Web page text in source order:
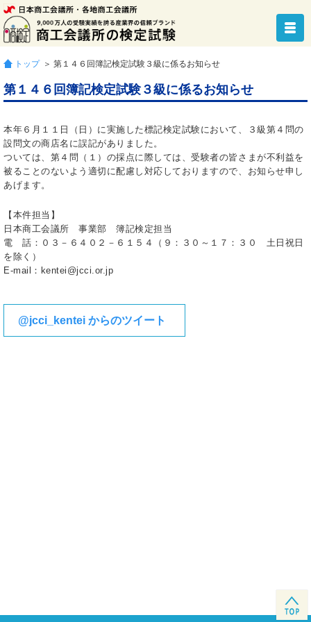
トップ ＞ 第１４６回簿記検定試験３級に係るお知らせ
第１４６回簿記検定試験３級に係るお知らせ
本年６月１１日（日）に実施した標記検定試験において、３級第４問の
設問文の商店名に誤記がありました。
ついては、第４問（１）の採点に際しては、受験者の皆さまが不利益を
被ることのないよう適切に配慮し対応しておりますので、お知らせ申し
あげます。
【本件担当】
日本商工会議所 事業部 簿記検定担当
電 話：０３－６４０２－６１５４（９：３０～１７：３０ 土日祝日
を除く）
E-mail：kentei@jcci.or.jp
@jcci_kentei からのツイート